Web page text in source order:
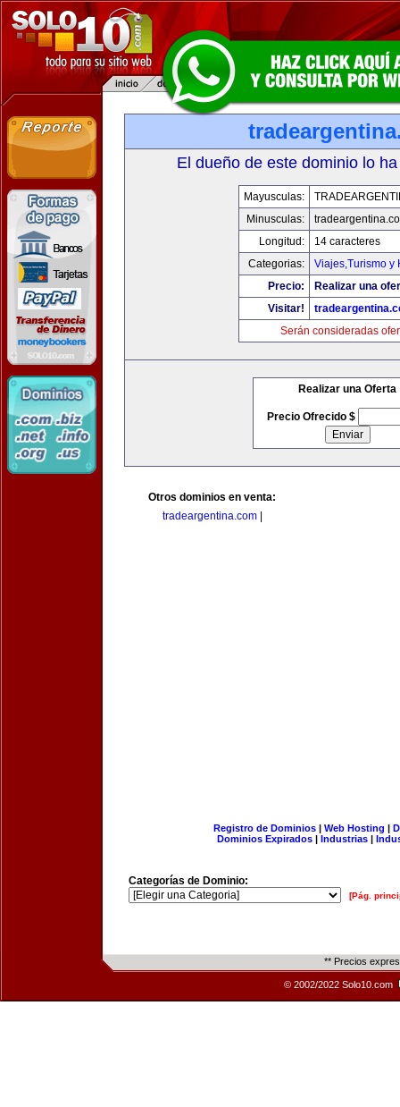
El dueño de este dominio lo
Mayusculas:
Minusculas:
Longitud:
14 caracteres
Categorias:
Viajes,Turismo y
Precio:
Realizar una
Visitar!
Serán consideradas
Realizar una Oferta
Precio Ofrecido $
Otros dominios en venta:
tradeargentina.com|
Registro de Dominios| Web Hosting |
Dominios Expirados | Industrias |
Categorías de Dominio:
[Pág.
** Precios
© 2002/2022 Solo10.com